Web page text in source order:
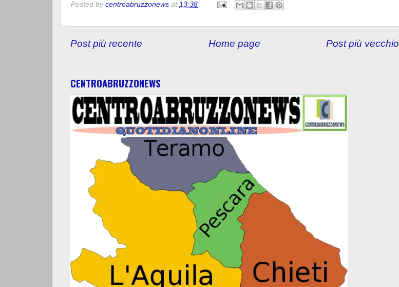
Posted by centroabruzzonews at 13:38
Post più recente Post più vecchio
Home page
CENTROABRUZZONEWS